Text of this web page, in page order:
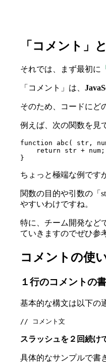
「コメント」
それでは、まず最初に
「コメント」は、
そのため、コードにど
例えば、次の関数を見
function abc( str,
    return str + num;
}
ちょっと極端な例です
関数の目的や引数の「
やすいわけですね。
特に、チーム開発など
ていきますのでぜひ参
コメントの使
１行のコメントの
基本的な構文は以下の
// コメント文
スラッシュを２回続け
具体的なサンプルで書